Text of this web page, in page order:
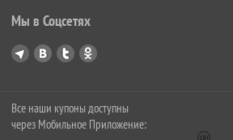
Мы в Соцсетях
Все наши купоны доступны
через Мобильное Приложение: